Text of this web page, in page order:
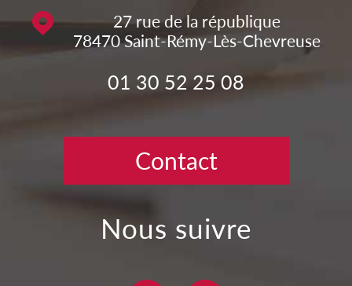
27 rue de la république
78470 Saint-Rémy-Lès-Chevreuse
01 30 52 25 08
Contact
nous suivre